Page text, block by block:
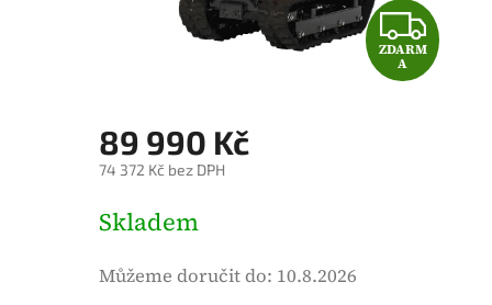
e
n
p
o
Z
D
ZDARM
A
89 990 Kč
74 372 Kč bez DPH
ě
Skladem
Můžeme doručit do: 10.8.2026